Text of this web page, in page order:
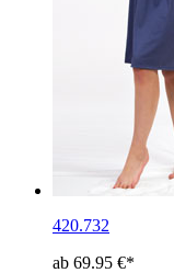
420.732
ab 69.95 €*